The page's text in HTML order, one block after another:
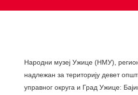
Народни музеј Ужице (НМУ),
надлежан за територију девет
управног округа и Град Ужице: